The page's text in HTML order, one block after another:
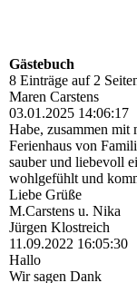
Gästebuch
8 Einträge auf 2
Maren Carstens
03.01.2025 14:06:17
Habe, zusammen mit
Ferienhaus von
sauber und liebevoll
wohlgefühlt und
Liebe Grüße
M.Carstens u. Nika
Jürgen Klostreich
11.09.2022 16:05:30
Hallo
Wir sagen Dank